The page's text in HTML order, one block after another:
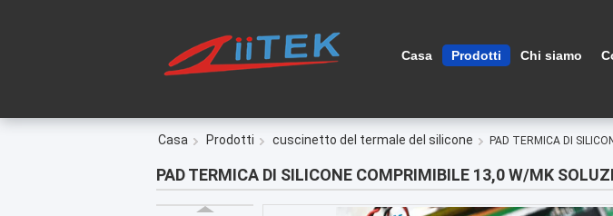
Casa Prodotti Chi siamo
Casa Prodotti cuscinetto del termale del silicone PAD TERMICA DI
PAD TERMICA DI SILICONE COMPRIMIBILE 13,0 W/MK